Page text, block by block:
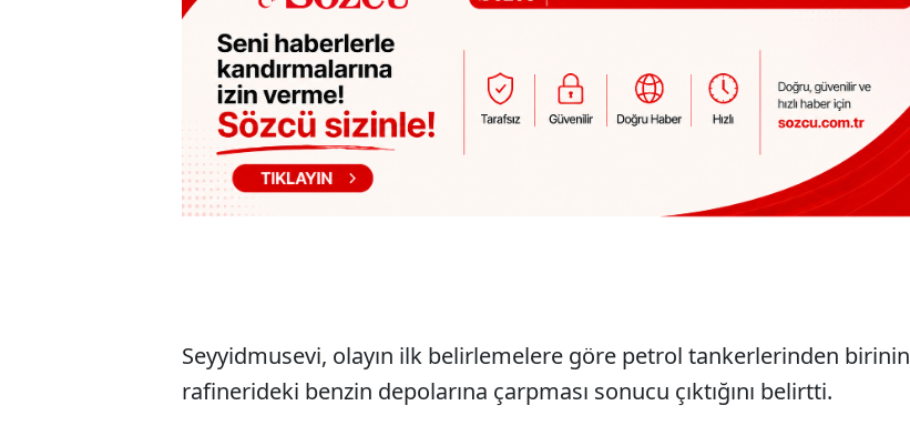
Seyyidmusevi, olayın ilk belirlemelere göre petrol tankerlerinden birinin
rafinerideki benzin depolarına çarpması sonucu çıktığını belirtti.